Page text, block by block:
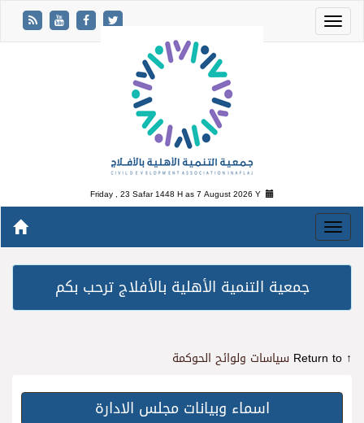
Friday , 23 Safar 1448 H as7 August 2026 Y
جمعية التنمية الأهلية بالأفلاج ترحب بكم
↑ Return to سياسات ولوائح الحوكمة
اسماء وبيانات مجلس الادارة